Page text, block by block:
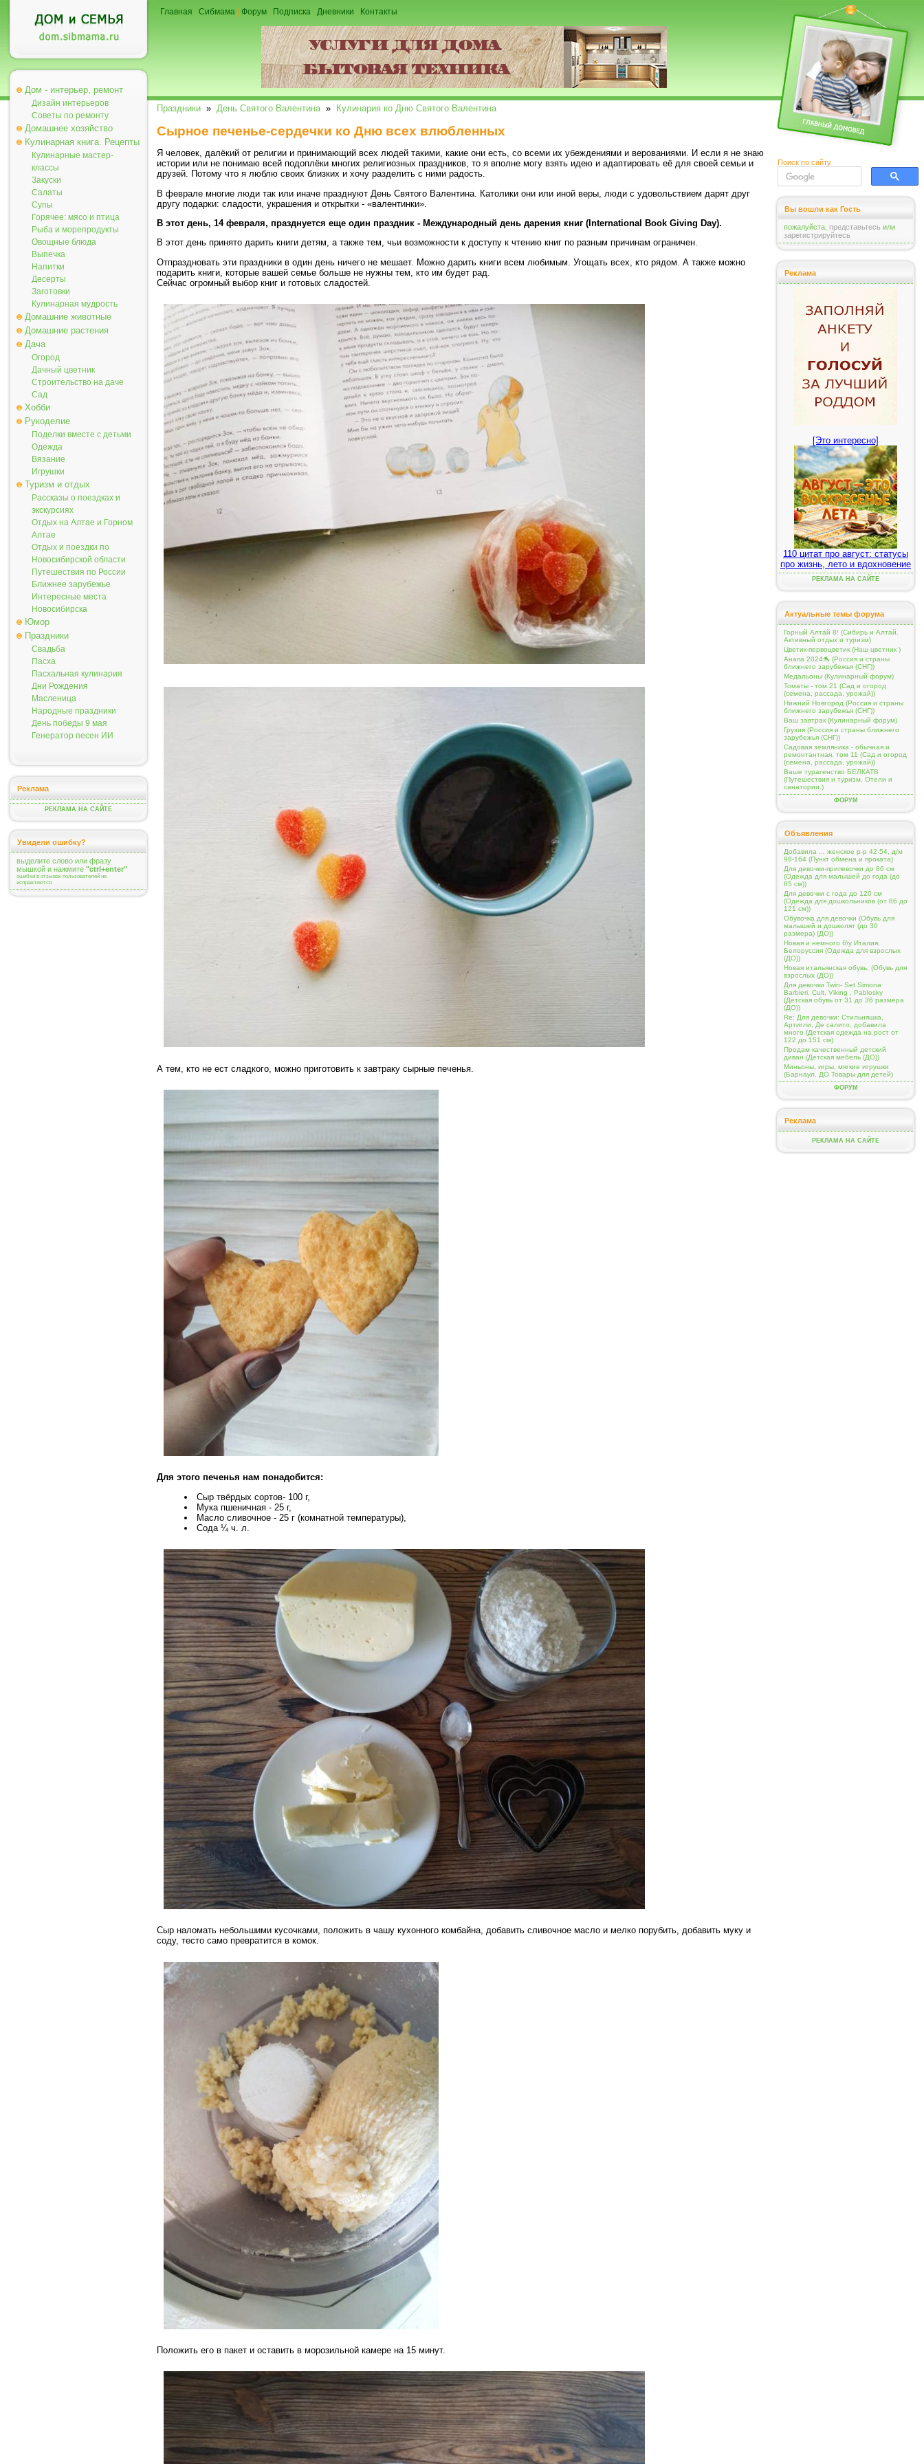
Дом - интерьер, ремонт
Дизайн интерьеров
Советы по ремонту
Домашнее хозяйство
Кулинарная книга. Рецепты
Кулинарные мастер-
классы
Закуски
Салаты
Супы
Горячее: мясо и птица
Рыба и морепродукты
Овощные блюда
Выпечка
Напитки
Десерты
Заготовки
Кулинарная мудрость
Домашние животные
Домашние растения
Дача
Огород
Дачный цветник
Строительство на даче
Сад
Хобби
Рукоделие
Поделки вместе с детьми
Одежда
Вязание
Игрушки
Туризм и отдых
Рассказы о поездках и
экскурсиях
Отдых на Алтае и Горном
Алтае
Отдых и поездки по
Новосибирской области
Путешествия по России
Ближнее зарубежье
Интересные места
Новосибирска
Юмор
Праздники
Свадьба
Пасха
Пасхальная кулинария
Дни Рождения
Масленица
Народные праздники
День победы 9 мая
Генератор песен ИИ
Реклама
РЕКЛАМА НА САЙТЕ
Увидели ошибку?
выделите слово или фразу
мышкой и нажмите "ctrl+enter"
ошибки в отзывах пользователей не
исправляются
Главная Сибмама Форум Подписка Дневники Контакты
Праздники » День Святого Валентина» Кулинария ко Дню Святого Валентина
Сырное печенье-сердечки ко Дню всех влюбленных
Я человек, далёкий от религии и принимающий всех людей такими, какие они есть, со всеми их убеждениями и верованиями. И если я не знаю
истории или не понимаю всей подоплёки многих религиозных праздников, то я вполне могу взять идею и адаптировать её для своей семьи и
друзей. Потому что я люблю своих близких и хочу разделить с ними радость.
В феврале многие люди так или иначе празднуют День Святого Валентина. Католики они или иной веры, люди с удовольствием дарят друг
другу подарки: сладости, украшения и открытки - «валентинки».
В этот день, 14 февраля, празднуется еще один праздник - Международный день дарения книг (International Book Giving Day).
В этот день принято дарить книги детям, а также тем, чьи возможности к доступу к чтению книг по разным причинам ограничен.
Отпраздновать эти праздники в один день ничего не мешает. Можно дарить книги всем любимым. Угощать всех, кто рядом. А также можно
подарить книги, которые вашей семье больше не нужны тем, кто им будет рад.
Сейчас огромный выбор книг и готовых сладостей.
А тем, кто не ест сладкого, можно приготовить к завтраку сырные печенья.
Для этого печенья нам понадобится:
Сыр твёрдых сортов- 100 г,
Мука пшеничная - 25 г,
Масло сливочное - 25 г (комнатной температуры),
Сода ¼ ч. л.
Сыр наломать небольшими кусочками, положить в чашу кухонного комбайна, добавить сливочное масло и мелко порубить, добавить муку и
соду, тесто само превратится в комок.
Положить его в пакет и оставить в морозильной камере на 15 минут.
Поиск по сайту
Вы вошли как Гость
пожалуйста, представьтесь или
зарегистрируйтесь
Реклама
[Это интересно]
110 цитат про август: статусы
про жизнь, лето и вдохновение
РЕКЛАМА НА САЙТЕ
Актуальные темы форума
Горный Алтай 8! (Сибирь и Алтай.
Активный отдых и туризм)
Цветик-первоцветик (Наш цветник )
Анапа 2024🐬 (Россия и страны
ближнего зарубежья (СНГ))
Медальоны (Кулинарный форум)
Томаты - том 21 (Сад и огород
(семена, рассада, урожай))
Нижний Новгород (Россия и страны
ближнего зарубежья (СНГ))
Ваш завтрак (Кулинарный форум)
Грузия (Россия и страны ближнего
зарубежья (СНГ))
Садовая земляника - обычная и
ремонтантная. том 11 (Сад и огород
(семена, рассада, урожай))
Ваше турагенство БЕЛКАТВ
(Путешествия и туризм. Отели и
санатории.)
ФОРУМ
Объявления
Добавила ... женское р-р 42-54, д/м
98-164 (Пункт обмена и проката)
Для девочки-припевочки до 86 см
(Одежда для малышей до года (до
85 см))
Для девочки с года до 120 см
(Одежда для дошкольников (от 86 до
121 см))
Обувочка для девочки (Обувь для
малышей и дошколят (до 30
размера) (ДО))
Новая и немного б\у Италия,
Белоруссия (Одежда для взрослых
(ДО))
Новая итальянская обувь, (Обувь для
взрослых (ДО))
Для девочки Twin- Set Simona
Barbieri. Cult, Viking , Pablosky
(Детская обувь от 31 до 36 размера
(ДО))
Re: Для девочки: Стильняшка,
Артигли, Де салито, добавила
много (Детская одежда на рост от
122 до 151 см)
Продам качественный детский
диван (Детская мебель (ДО))
Миньоны, игры, мягкие игрушки
(Барнаул. ДО Товары для детей)
ФОРУМ
Реклама
РЕКЛАМА НА САЙТЕ